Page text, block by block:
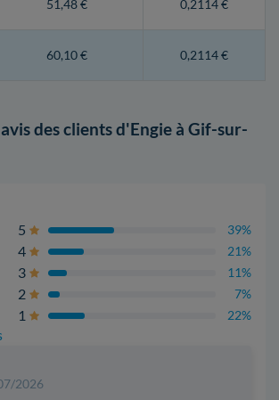
51,48 € 0,2114 €
60,10 € 0,2114 €
des clients d'Engie à Gif-sur-
5 39%
4 21%
3 11%
2 7%
1 22%
2026